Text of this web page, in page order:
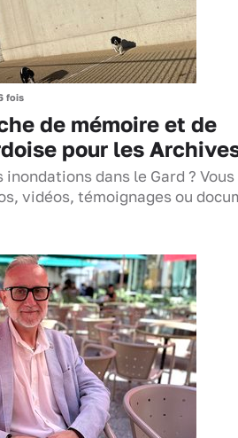
fois
de mémoire et de
pour les
inondations dans le Gard ? Vous
vidéos, témoignages ou